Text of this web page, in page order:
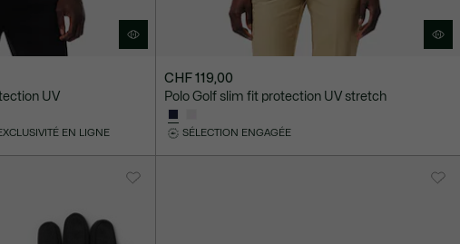
UV
EN LIGNE
CHF 119,00
Polo Golf slim fit protection UV stretch
SÉLECTION ENGAGÉE